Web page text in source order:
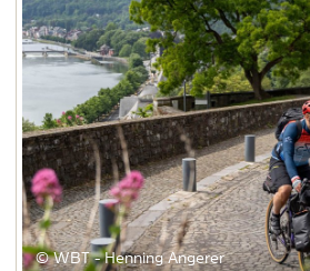
© WBT - Henning Angerer